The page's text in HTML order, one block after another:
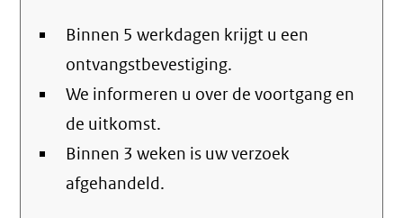
Binnen 5 werkdagen krijgt u een
ontvangstbevestiging.
We informeren u over de voortgang en
de uitkomst.
Binnen 3 weken is uw verzoek
afgehandeld.